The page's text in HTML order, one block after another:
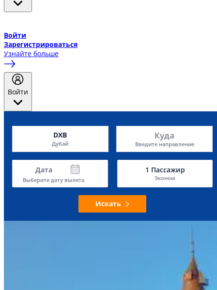
Войти
Зарегистрироваться
Узнайте больше
Войти
DXB
Дубай
Куда
Введите направление
Дата
Выберите дату вылета
1 Пассажир
Эконом
Искать